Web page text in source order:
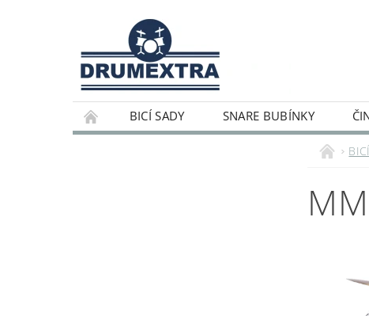
BICÍ SADY SNARE BUBÍNKY